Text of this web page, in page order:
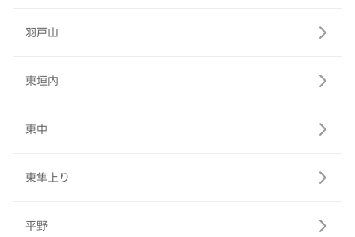
羽戸山
東垣内
東中
東隼上り
平野